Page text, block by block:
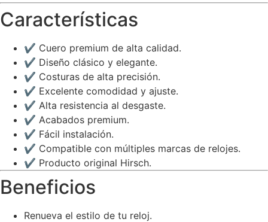
Características
✔ Cuero premium de alta calidad.
✔ Diseño clásico y elegante.
✔ Costuras de alta precisión.
✔ Excelente comodidad y ajuste.
✔ Alta resistencia al desgaste.
✔ Acabados premium.
✔ Fácil instalación.
✔ Compatible con múltiples marcas de relojes.
✔ Producto original Hirsch.
Beneficios
Renueva el estilo de tu reloj.